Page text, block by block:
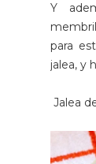
Y
para
jalea, y
Jalea